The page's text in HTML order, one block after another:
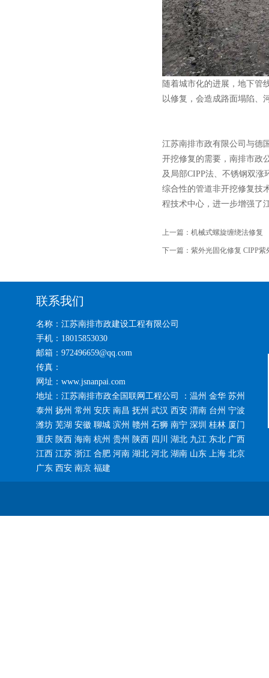
随着城市化的进展，地下管
以修复，会造成路面塌陷、
江苏南排市政有限公司与德
开挖修复的需要，南排市政
及局部CIPP法、不锈钢双
综合性的管道非开挖修复技
程技术中心，进一步增强了
上一篇： 机械式螺旋缠绕法修复
下一篇： 紫外光固化修复 CIPP
联系我们
名称：江苏南排市政建设工程有限公司
手机：18015853030
邮箱：972496659@qq.com
传真：
网址：www.jsnanpai.com
地址：江苏南排市政全国联网工程公司 ：温州 金华 苏州
泰州 扬州 常州 安庆 南昌 抚州 武汉 西安 渭南 台州 宁波
潍坊 芜湖 安徽 聊城 滨州 赣州 石狮 南宁 深圳 桂林 厦门
重庆 陕西 海南 杭州 贵州 陕西 四川 湖北 九江 东北 广西
江西 江苏 浙江 合肥 河南 湖北 河北 湖南 山东 上海 北京
广东 西安 南京 福建